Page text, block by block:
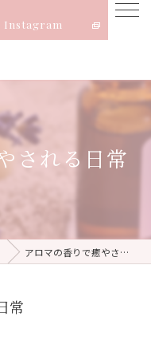
Instagram
される日常
アロマの香りで癒やされる日常
常